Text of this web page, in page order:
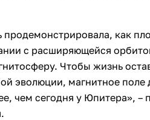
как
с расширяющейся
Чтобы жизнь
эволюции, магнитное
чем сегодня у Юпитера», –